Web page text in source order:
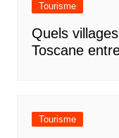
Tourisme
Quels
Toscane
Tourisme